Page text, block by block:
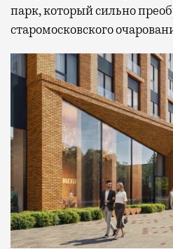
парк, который сильно
старомосковского